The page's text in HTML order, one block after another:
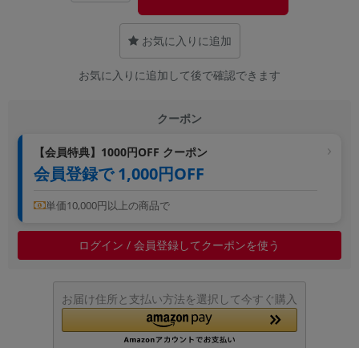
お気に入りに追加
お気に入りに追加して後で確認できます
クーポン
【会員特典】1000円OFF クーポン
会員登録で 1,000円OFF
単価10,000円以上の商品で
ログイン / 会員登録してクーポンを使う
お届け住所と支払い方法を選択して今すぐ購入
メモリ
~
容量
~
~